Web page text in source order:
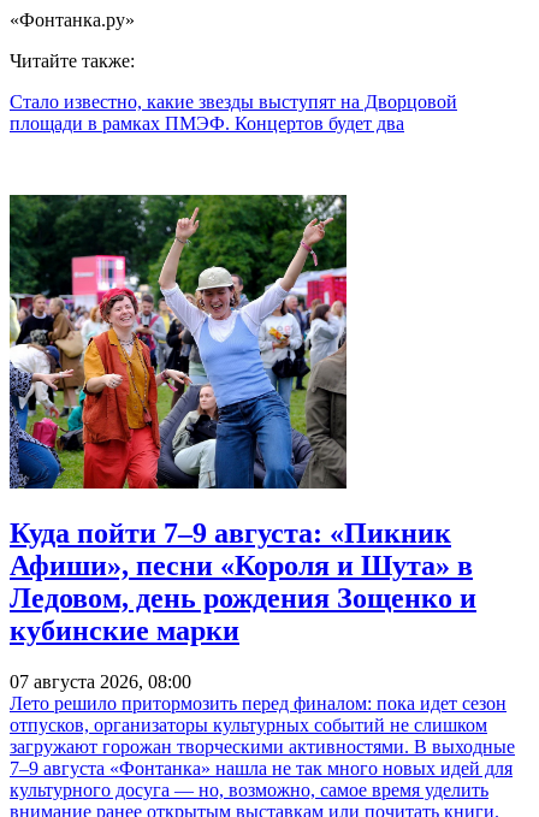
«Фонтанка.ру»
Читайте также:
Стало известно, какие звезды выступят на Дворцовой
площади в рамках ПМЭФ. Концертов будет два
Куда пойти 7–9 августа: «Пикник
Афиши», песни «Короля и Шута» в
Ледовом, день рождения Зощенко и
кубинские марки
07 августа 2026, 08:00
Лето решило притормозить перед финалом: пока идет сезон
отпусков, организаторы культурных событий не слишком
загружают горожан творческими активностями. В выходные
7–9 августа «Фонтанка» нашла не так много новых идей для
культурного досуга — но, возможно, самое время уделить
внимание ранее открытым выставкам или почитать книги.